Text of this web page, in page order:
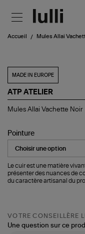
Accueil Mules Allai
MADE IN EUROPE
ATP ATELIER
Mules
Noir
Mules Allai Vachette Noir
Pointure
Le cuir est une matière
présenter des nuances de
du caractère artisanal du
VOTRE CONSEILLÈRE
Une question sur ce